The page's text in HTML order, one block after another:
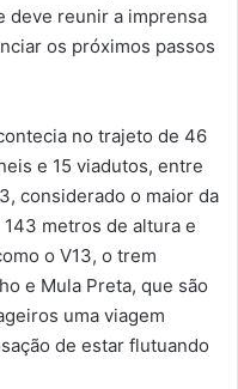
deve reunir a imprensa
os próximos passos
no trajeto de 46
e 15 viadutos, entre
considerado o maior da
metros de altura e
o V13, o trem
e Mula Preta, que são
uma viagem
de estar flutuando